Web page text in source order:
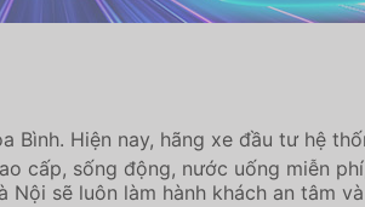
Hiện nay, hãng xe đầu tư hệ
cấp, sống động, nước uống miễn
sẽ luôn làm hành khách an tâm